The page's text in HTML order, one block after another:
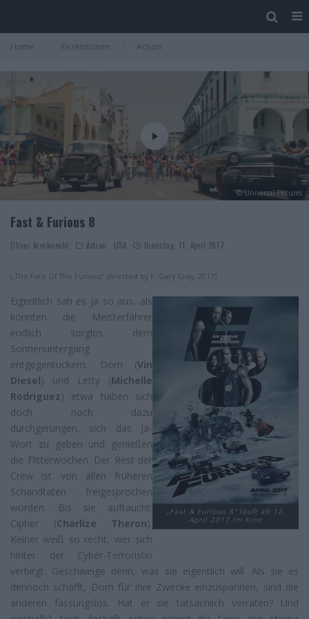
Home Rezensionen Action
© Universal Pictures
Fast & Furious 8
Oliver Armknecht Action USA Dienstag, 11. April 2017
(„The Fate Of The Furious“ directed by F. Gary Gray, 2017)
„Fast & Furious 8“ läuft ab 12.
April 2017 im Kino
Eigentlich sah es ja so aus, als
könnten die Meisterfahrer
endlich sorglos dem
Sonnenuntergang
entgegentuckern. Dom (Vin
Diesel) und Letty (Michelle
Rodriguez) etwa haben sich
doch noch dazu
durchgerungen, sich das Ja-
Wort zu geben und genießen
die Flitterwochen. Der Rest der
Crew ist von allen früheren
Schandtaten freigesprochen
worden. Bis sie auftaucht:
Cipher (Charlize Theron).
Keiner weiß so recht, wer sich
hinter der Cyber-Terroristin
verbirgt. Geschweige denn, was sie eigentlich will. Als sie es
dennoch schafft, Dom für ihre Zwecke einzuspannen, sind die
anderen fassungslos. Hat er sie tatsächlich verraten? Und